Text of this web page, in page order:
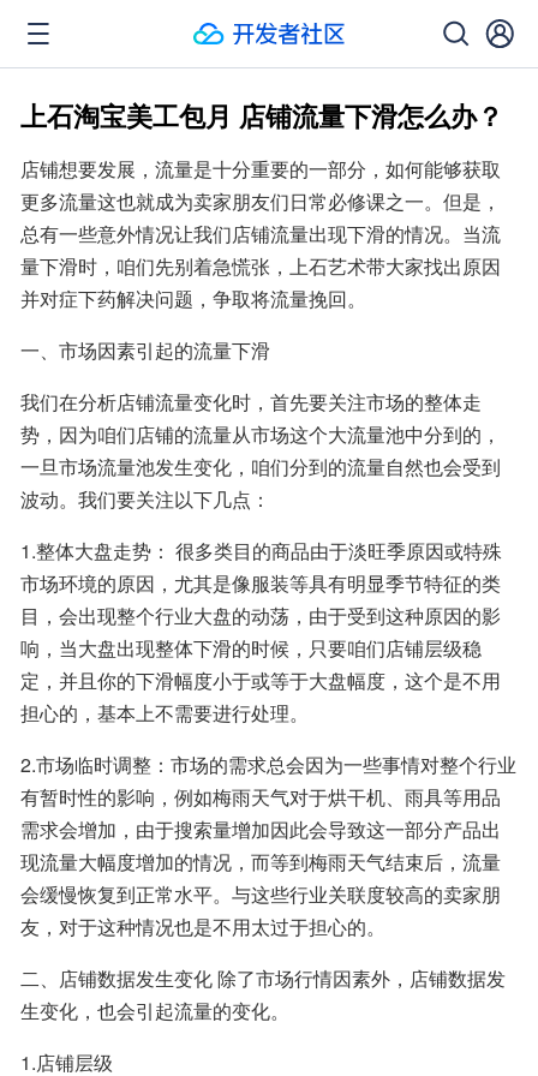
上石淘宝美工包月 店铺流量下滑怎么办？
店铺想要发展，流量是十分重要的一部分，如何能够获取
更多流量这也就成为卖家朋友们日常必修课之一。但是，
总有一些意外情况让我们店铺流量出现下滑的情况。当流
量下滑时，咱们先别着急慌张，上石艺术带大家找出原因
并对症下药解决问题，争取将流量挽回。
一、市场因素引起的流量下滑
我们在分析店铺流量变化时，首先要关注市场的整体走
势，因为咱们店铺的流量从市场这个大流量池中分到的，
一旦市场流量池发生变化，咱们分到的流量自然也会受到
波动。我们要关注以下几点：
1.整体大盘走势： 很多类目的商品由于淡旺季原因或特殊
市场环境的原因，尤其是像服装等具有明显季节特征的类
目，会出现整个行业大盘的动荡，由于受到这种原因的影
响，当大盘出现整体下滑的时候，只要咱们店铺层级稳
定，并且你的下滑幅度小于或等于大盘幅度，这个是不用
担心的，基本上不需要进行处理。
2.市场临时调整：市场的需求总会因为一些事情对整个行业
有暂时性的影响，例如梅雨天气对于烘干机、雨具等用品
需求会增加，由于搜索量增加因此会导致这一部分产品出
现流量大幅度增加的情况，而等到梅雨天气结束后，流量
会缓慢恢复到正常水平。与这些行业关联度较高的卖家朋
友，对于这种情况也是不用太过于担心的。
二、店铺数据发生变化 除了市场行情因素外，店铺数据发
生变化，也会引起流量的变化。
1.店铺层级